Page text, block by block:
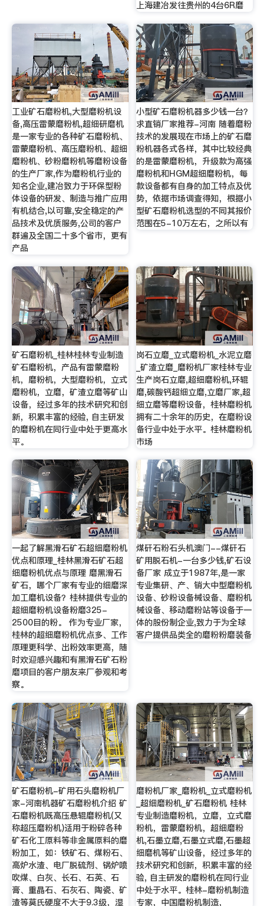
上海建冶发往贵州的4台6R磨
工业矿石磨粉机,大型磨粉机设
备,高压雷蒙磨粉机,超细研磨机
是一家专业的各种矿石磨粉机、
雷蒙磨粉机、高压磨粉机、超细
磨粉机、砂粉磨粉机等磨粉设备
的生产厂家,作为磨粉机行业的
知名企业,建冶致力于环保型粉
体设备的研发、制造与推广应用
有机结合,以可靠,安全稳定的产
品技术及优质服务,公司的客户
群遍及全国二十多个省市，更有
产品
小型矿石磨粉机器多少钱一台？
求直销厂家推荐-河南 随着磨粉
技术的发展现在市场上的矿石磨
粉机器各式各样，其中比较经典
的是雷蒙磨粉机，升级款为高强
磨粉机和HGM超细磨粉机，每
款设备都有自身的加工特点及优
势，依据市场调查得知，根据小
型矿石磨粉机选型的不同其报价
范围在5-10万左右，之所以有
矿石磨粉机_桂林桂林专业制造
矿石磨粉机，产品有雷蒙磨粉
机，磨粉机，大型磨粉机，立式
磨粉机，立磨，矿渣立磨等矿山
设备，经过多年的技术研究和创
新，积累丰富的经验, 自主研发
的磨粉机在同行业中处于更高水
平。
岗石立磨_立式磨粉机_水泥立磨
_矿渣立磨_磨粉机厂家桂林专业
生产岗石立磨,超细磨粉机,环辊
磨,碳酸钙超细立磨,立磨厂家,超
细立磨等磨粉设备，桂林磨粉机
拥有二十余年的历史，在磨粉设
备行业中处于水平。桂林磨粉机
市场
一起了解黑滑石矿石超细磨粉机
优点和原理_桂林黑滑石矿石超
细磨粉机优点与原理 磨黑滑石
矿石，哪个厂家有专业的细磨深
加工磨机设备？桂林提供专业的
超细磨粉机设备粉磨325-
2500目的粉。 作为专业厂家，
桂林的超细磨粉机优点多、工作
原理更科学、出粉效率更高，随
时欢迎感兴趣和有黑滑石矿石粉
磨项目的客户朋友来厂参观和考
察。
煤矸石粉石头机澳门--煤矸石
矿用脱石机-一台多少钱,矿石设
备厂家 成立于1987年,是一家
专业集研、产、销大中型磨粉机
设备、砂粉设备械设备、磨粉机
械设备、移动磨粉站等设备于一
体的股份制企业,致力于为全球
客户提供品类全的磨粉粉磨装备
矿石磨粉机-矿用石头磨粉机厂
家-河南机器矿石磨粉机介绍 矿
石磨粉机既高压悬辊磨粉机(又
称超压磨粉机)适用于粉碎各种
矿石化工原料等非金属原料的磨
粉加工，如：铁矿石、煤粉石、
高炉水渣、电厂脱硫剂、锅炉喷
吹煤、白灰、长石、石英、石
膏、重晶石、石灰石、陶瓷、矿
渣等莫氏硬度不大于9.3级，湿
磨粉机厂家_磨粉机_立式磨粉机
_超细磨粉机_矿石磨粉机 桂林
专业制造磨粉机，立磨，立式磨
粉机，雷蒙磨粉机，超细磨粉
机,石墨立磨,石墨立式磨,石墨超
细磨机等矿山设备，经过多年的
技术研究和创新，积累丰富的经
验, 自主研发的磨粉机在同行业
中处于水平。桂林-磨粉机制造
专家，中国磨粉机制造，